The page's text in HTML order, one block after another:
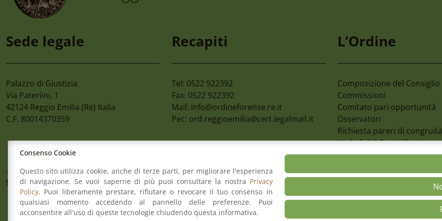
Convegno “la Tutela
Dell’ambiente,
Dall’habitat
81/2026. Le Nuove
Imprese E Gli Enti
Cimone 2027 59°
Campionato Nazionale
Sci Avvocati E Magistrati
C.c. Reggio Calabria –
Organizzazione
Colloqui Tra
Sede legale
Palazzo di Giustizia
Via Paterlini, 1
42124 Reggio Emilia (Re) Italia
C.F. 80014370359
Recapiti
Tel: 0522 922392
Fax: 0522 922392
Mail: info@ordineforense.re.it
Pec: ord.reggioemilia@cert.legalmail.it
L’Ordine
Composizione del Consiglio
Commissioni
Comitato pari opportunità
Osservatori
Richiesta pareri di congruità
Verbali del Consiglio
Mappa del sito Contatti Meccanismo di Feedback Dichiarazione di Accessibilità Privacy
REALIZZATO DA
Consenso Cookie
Questo sito utilizza cookie, anche di terze parti, per migliorare l'esperienza
di navigazione. Se vuoi saperne di più puoi consultare la nostra Privacy
Policy. Puoi liberamente prestare, rifiutare o revocare il tuo consenso in
qualsiasi momento accedendo al pannello delle preferenze. Puoi
acconsentire all'uso di queste tecnologie chiudendo questa informativa.